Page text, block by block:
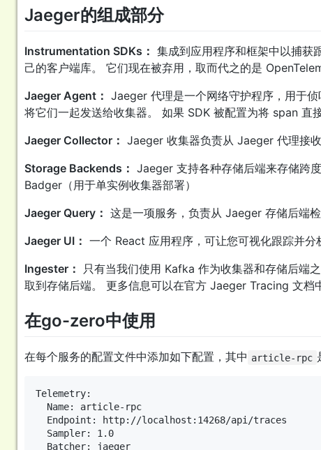
Jaeger的组成部分
Instrumentation SDKs： 集成到应用程序和框架中以捕获
己的客户端库。 它们现在被弃用，取而代之的是
Jaeger Agent： Jaeger 代理是一个网络守护程序，用于
将它们一起发送给收集器。 如果 SDK 被配置为将 span 直
Jaeger Collector： Jaeger 收集器负责从 Jaeger 代理接
Storage Backends： Jaeger 支持各种存储后端来存储跨
Badger（用于单实例收集器部署）
Jaeger Query： 这是一项服务，负责从 Jaeger 存储后端
Jaeger UI： 一个 React 应用程序，可让您可视化跟踪并分
Ingester：
只有当我们使用 Kafka 作为收集器和存储后端
取到存储后端。 更多信息可以在官方 Jaeger Tracing 文档
在go-zero中使用
在每个服务的配置文件中添加如下配置，其中 article-rpc
Telemetry:
  Name: article-rpc
  Endpoint: http://localhost:14268/api/traces
  Sampler: 1.0